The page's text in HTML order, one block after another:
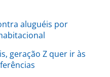
aluguéis por
geração Z quer ir às